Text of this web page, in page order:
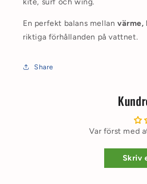
kite, surf och wing.
En perfekt balans mellan värme,
riktiga förhållanden på vattnet.
Share
Var först med
Skriv